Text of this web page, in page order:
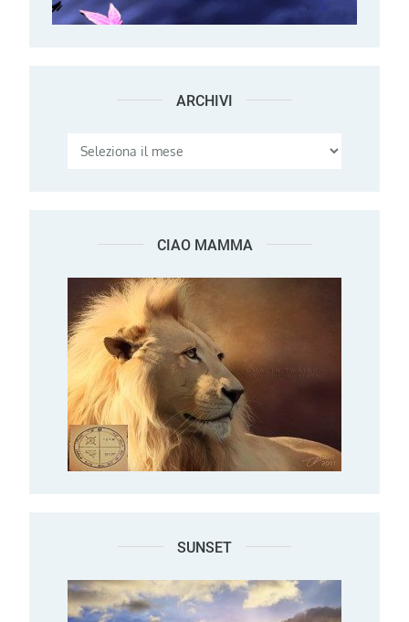
ARCHIVI Archivi
CIAO MAMMA
SUNSET